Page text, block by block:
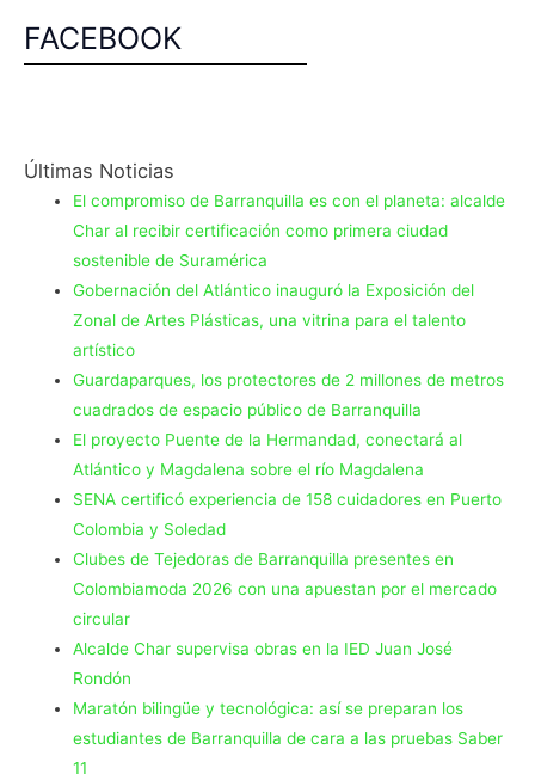
FACEBOOK
Últimas Noticias
El compromiso de Barranquilla es con el planeta: alcalde
Char al recibir certificación como primera ciudad
sostenible de Suramérica
Gobernación del Atlántico inauguró la Exposición del
Zonal de Artes Plásticas, una vitrina para el talento
artístico
Guardaparques, los protectores de 2 millones de metros
cuadrados de espacio público de Barranquilla
El proyecto Puente de la Hermandad, conectará al
Atlántico y Magdalena sobre el río Magdalena
SENA certificó experiencia de 158 cuidadores en Puerto
Colombia y Soledad
Clubes de Tejedoras de Barranquilla presentes en
Colombiamoda 2026 con una apuestan por el mercado
circular
Alcalde Char supervisa obras en la IED Juan José
Rondón
Maratón bilingüe y tecnológica: así se preparan los
estudiantes de Barranquilla de cara a las pruebas Saber
11